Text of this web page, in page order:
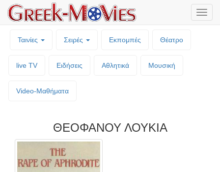
Ταινίες Σειρές Εκπομπές Θέατρο
live TV Ειδήσεις Αθλητικά Μουσική
Video-Mαθήματα
ΘΕΟΦΑΝΟΥ ΛΟΥΚΙΑ